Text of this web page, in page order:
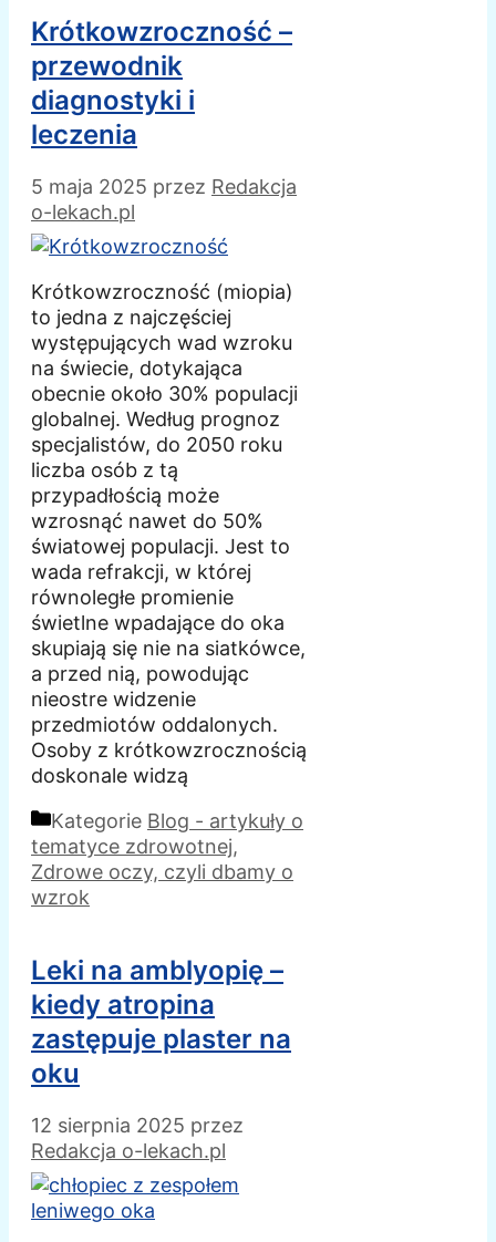
Krótkowzroczność –
przewodnik
diagnostyki i
leczenia
5 maja 2025 przez Redakcja
o-lekach.pl
Krótkowzroczność (miopia)
to jedna z najczęściej
występujących wad wzroku
na świecie, dotykająca
obecnie około 30% populacji
globalnej. Według prognoz
specjalistów, do 2050 roku
liczba osób z tą
przypadłością może
wzrosnąć nawet do 50%
światowej populacji. Jest to
wada refrakcji, w której
równoległe promienie
świetlne wpadające do oka
skupiają się nie na siatkówce,
a przed nią, powodując
nieostre widzenie
przedmiotów oddalonych.
Osoby z krótkowzrocznością
doskonale widzą
Kategorie Blog - artykuły o
tematyce zdrowotnej,
Zdrowe oczy, czyli dbamy o
wzrok
Leki na amblyopię –
kiedy atropina
zastępuje plaster na
oku
12 sierpnia 2025 przez
Redakcja o-lekach.pl